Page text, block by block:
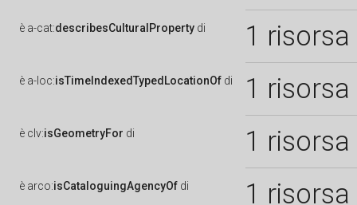
è a-cat:describesCulturalProperty di 1 risorsa
è a-loc:isTimeIndexedTypedLocationOf di 1 risorsa
è clv:isGeometryFor di 1 risorsa
è arco:isCataloguingAgencyOf di 1 risorsa